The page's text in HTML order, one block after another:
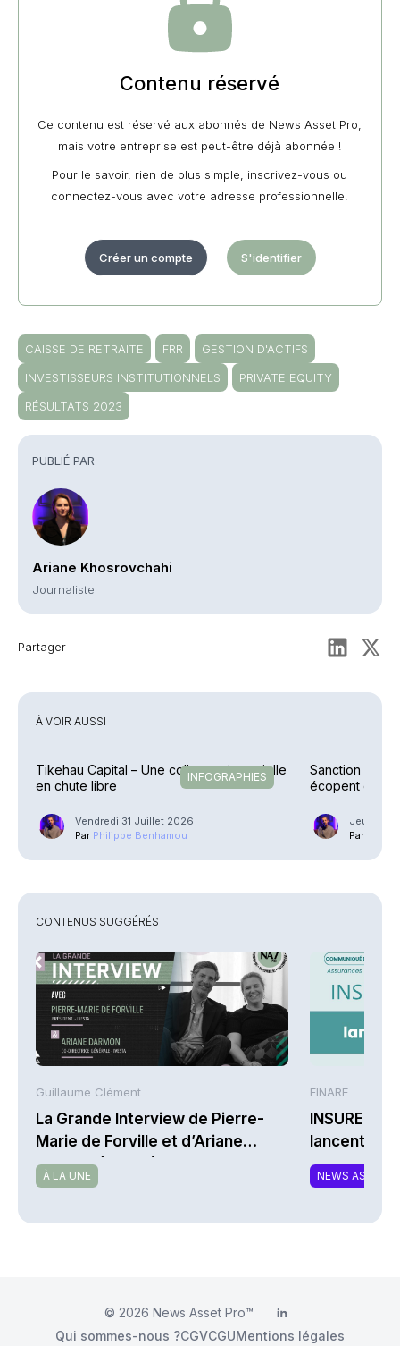
PUBLIÉ PAR
Ariane Khosrovchahi
Journaliste
Partager
Contenu réservé
Ce contenu est réservé aux abonnés de News Asset Pro,
mais votre entreprise est peut-être déjà abonnée !
Pour le savoir, rien de plus simple, inscrivez-vous ou
connectez-vous avec votre adresse professionnelle.
Créer un compte S'identifier
CAISSE DE RETRAITE FRR
GESTION D'ACTIFS
INVESTISSEURS INSTITUTIONNELS
PRIVATE EQUITY
RÉSULTATS 2023
À VOIR AUSSI
INFOGRAPHIES
Tikehau Capital – Une collecte trimestrielle
en chute libre
Vendredi 31 Juillet 2026
Par Philippe Benhamou
Sanction – Un
écopent
Jeudi 23
Par
CONTENUS SUGGÉRÉS
Guillaume Clément
La Grande Interview de Pierre-
Marie de Forville et d’Ariane
Darmon (Ivesta)
À LA UNE
FINARE
INSUREM
lancent
nouvelle
NEWS
© 2026 News Asset Pro™ LinkedIn
Qui sommes-nous ?CGVCGUMentions légales